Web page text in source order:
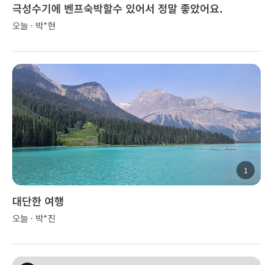
극성수기에 벤프숙박할수 있어서 정말 좋았어요.
오늘 · 박*현
1
대단한 여행
오늘 · 박*진